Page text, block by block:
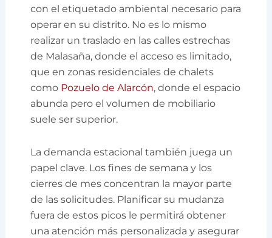
con el etiquetado ambiental necesario para
operar en su distrito. No es lo mismo
realizar un traslado en las calles estrechas
de Malasaña, donde el acceso es limitado,
que en zonas residenciales de chalets
como Pozuelo de Alarcón, donde el espacio
abunda pero el volumen de mobiliario
suele ser superior.
La demanda estacional también juega un
papel clave. Los fines de semana y los
cierres de mes concentran la mayor parte
de las solicitudes. Planificar su mudanza
fuera de estos picos le permitirá obtener
una atención más personalizada y asegurar